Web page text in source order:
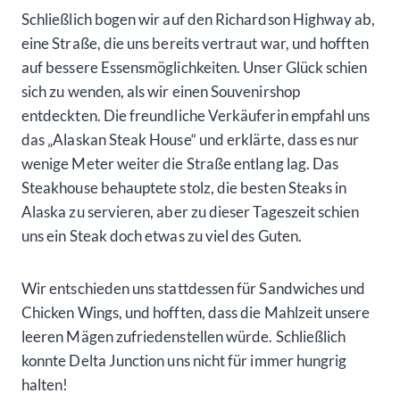
Schließlich bogen wir auf den Richardson Highway ab,
eine Straße, die uns bereits vertraut war, und hofften
auf bessere Essensmöglichkeiten. Unser Glück schien
sich zu wenden, als wir einen Souvenirshop
entdeckten. Die freundliche Verkäuferin empfahl uns
das „Alaskan Steak House“ und erklärte, dass es nur
wenige Meter weiter die Straße entlang lag. Das
Steakhouse behauptete stolz, die besten Steaks in
Alaska zu servieren, aber zu dieser Tageszeit schien
uns ein Steak doch etwas zu viel des Guten.
Wir entschieden uns stattdessen für Sandwiches und
Chicken Wings, und hofften, dass die Mahlzeit unsere
leeren Mägen zufriedenstellen würde. Schließlich
konnte Delta Junction uns nicht für immer hungrig
halten!